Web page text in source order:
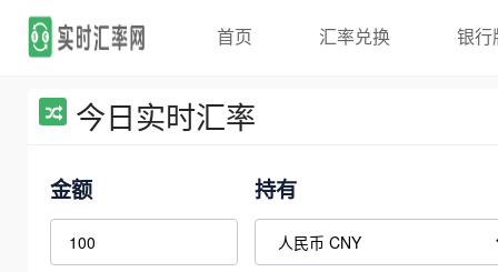
首页 汇率兑换 银行
今日实时汇率
金额 持有